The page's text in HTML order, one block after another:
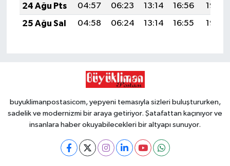
24 Ağu Pts
04:57 06:23 13:14 16:56
19:55
25 Ağu Sal
04:58 06:24 13:14 16:55 19:53
buyuklimanpostasicom, yepyeni temasıyla sizleri buluştururken,
sadelik ve modernizmi bir araya getiriyor. Şatafattan kaçınıyor ve
insanlara haber okuyabilecekleri bir altyapı sunuyor.